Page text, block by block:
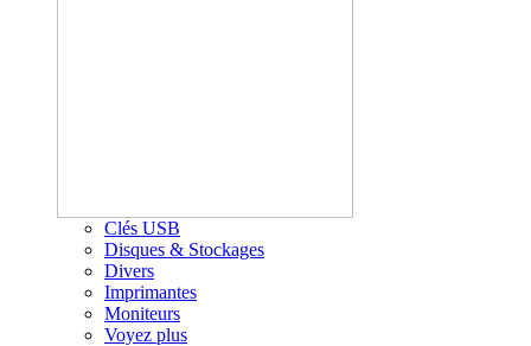
Clés USB
Disques & Stockages
Divers
Imprimantes
Moniteurs
Voyez plus